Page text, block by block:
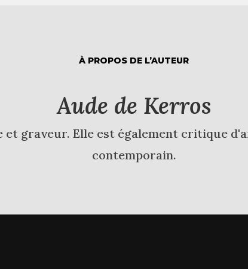
À PROPOS DE L’AUTEUR
Aude de Kerros
et graveur. Elle est également critique
contemporain.